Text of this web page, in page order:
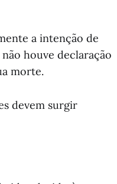
a intenção de
houve declaração
morte.
devem surgir